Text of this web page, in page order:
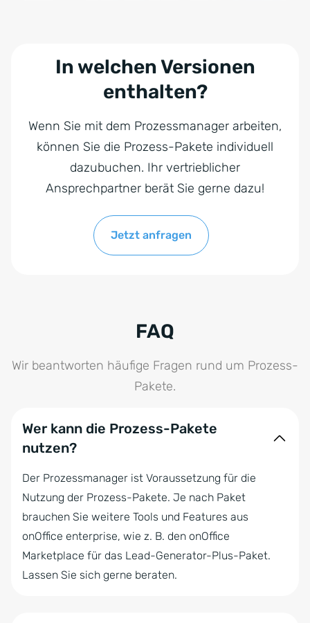
In welchen Versionen
enthalten?
Wenn Sie mit dem Prozessmanager arbeiten,
können Sie die Prozess-Pakete individuell
dazubuchen. Ihr vertrieblicher
Ansprechpartner berät Sie gerne dazu!
Jetzt anfragen
FAQ
Wir beantworten häufige Fragen rund um Prozess-
Pakete.
Wer kann die Prozess-Pakete
nutzen?
Der Prozessmanager ist Voraussetzung für die
Nutzung der Prozess-Pakete. Je nach Paket
brauchen Sie weitere Tools und Features aus
onOffice enterprise, wie z. B. den onOffice
Marketplace für das Lead-Generator-Plus-Paket.
Lassen Sie sich gerne beraten.